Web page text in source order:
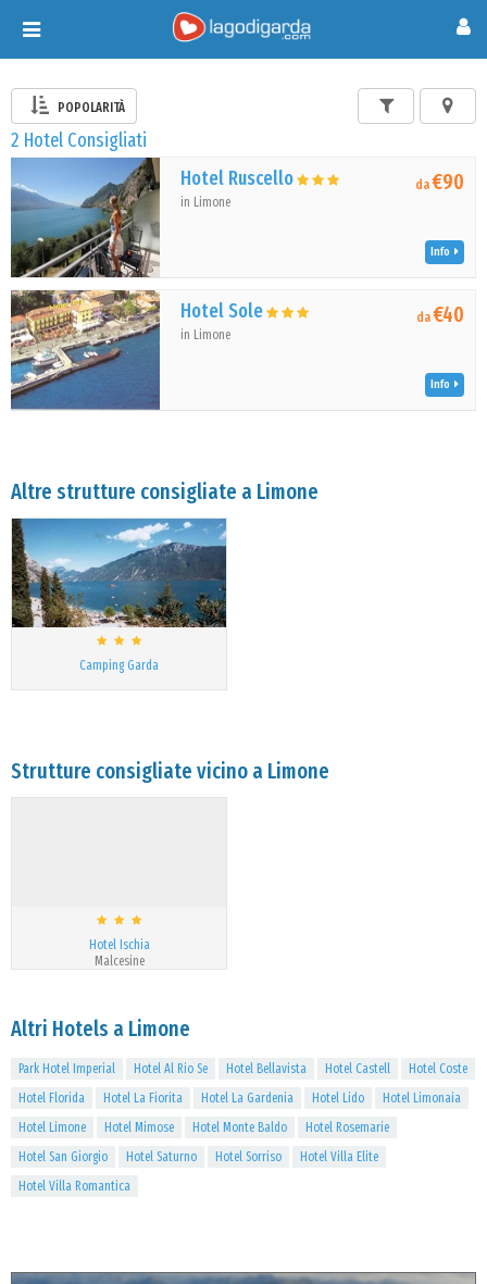
Toggle
navigation
POPOLARITÀ
2 Hotel Consigliati
Hotel Ruscello
in Limone
da€90
Info
Hotel Sole
in Limone
da€40
Info
Altre strutture consigliate a Limone
Camping Garda
Strutture consigliate vicino a Limone
Hotel Ischia
Malcesine
Altri Hotels a Limone
Park Hotel Imperial Hotel Al Rio Se Hotel Bellavista Hotel Castell
Hotel Coste
Hotel Florida
Hotel La Fiorita Hotel La Gardenia Hotel Lido
Hotel Limonaia
Hotel Limone
Hotel Mimose Hotel Monte Baldo
Hotel Rosemarie
Hotel San Giorgio
Hotel Saturno Hotel Sorriso
Hotel Villa Elite
Hotel Villa Romantica